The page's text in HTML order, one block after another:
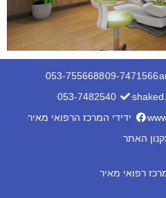
09-7471566
053-7556688
053-7482540
ידידי המרכז הרפואי מאיר
האתר
רפואי מאיר